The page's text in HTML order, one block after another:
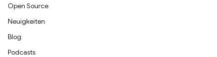
Open Source
Neuigkeiten
Blog
Podcasts